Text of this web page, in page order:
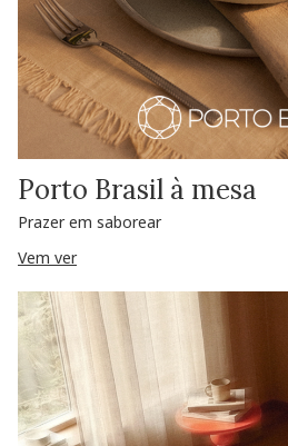
Porto Brasil à mesa
Prazer em saborear
Vem ver